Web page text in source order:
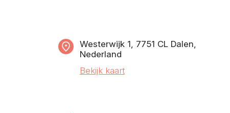
Westerwijk 1, 7751 CL Dalen,
Nederland
Bekijk kaart